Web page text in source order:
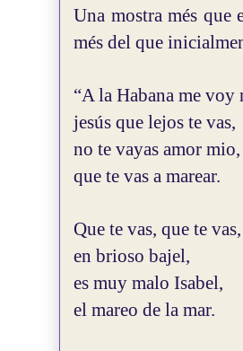
Una mostra més que
més del que
“A la Habana me voy
jesús que lejos te vas,
no te vayas amor mio,
que te vas a marear.
Que te vas, que te vas,
en brioso bajel,
es muy malo Isabel,
el mareo de la mar.